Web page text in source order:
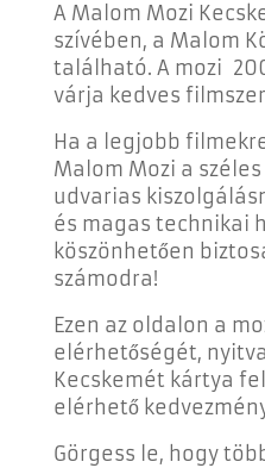
A Malom Mozi
szívében, a Malom
található. A mozi
várja kedves
Ha a legjobb
Malom Mozi a
udvarias
és magas technikai
köszönhetően
számodra!
Ezen az oldalon a
elérhetőségét,
Kecskemét kártya
elérhető
Görgess le, hogy